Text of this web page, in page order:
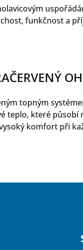
funkčnost a
topným
teplo, které
komfort při